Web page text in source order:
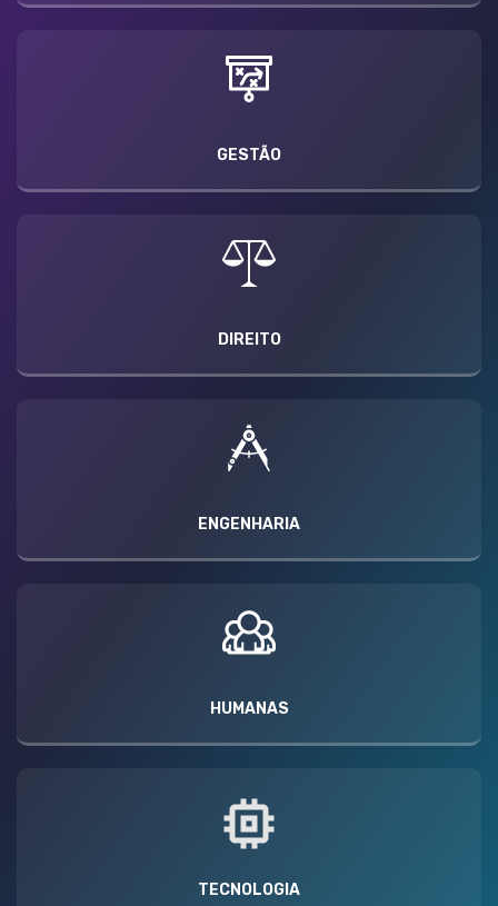
GESTÃO
DIREITO
ENGENHARIA
HUMANAS
TECNOLOGIA